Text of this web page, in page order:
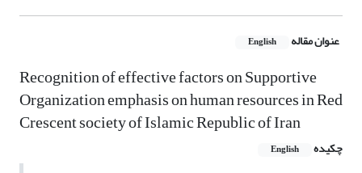
عنوان مقاله English
Recognition of effective factors on Supportive
Organization emphasis on human resources in Red
Crescent society of Islamic Republic of Iran
چکیده English